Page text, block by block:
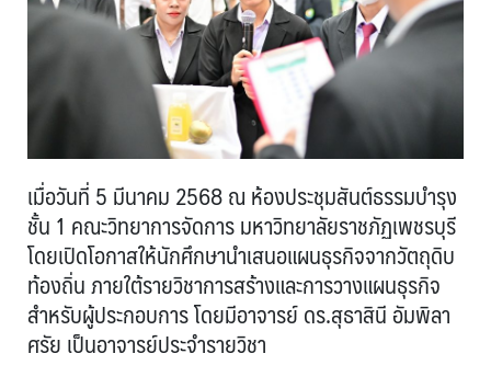
เมื่อวันที่ 5 มีนาคม 2568 ณ ห้องประชุมสันต์ธรรมบำรุง
ชั้น 1 คณะวิทยาการจัดการ มหาวิทยาลัยราชภัฏเพชรบุรี
โดยเปิดโอกาสให้นักศึกษานำเสนอแผนธุรกิจจากวัตถุดิบ
ท้องถิ่น ภายใต้รายวิชาการสร้างและการวางแผนธุรกิจ
สำหรับผู้ประกอบการ โดยมีอาจารย์ ดร.สุธาสินี อัมพิลา
ศรัย เป็นอาจารย์ประจำรายวิชา